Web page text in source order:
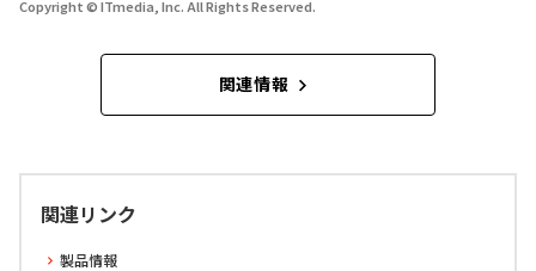
Copyright © ITmedia, Inc. All Rights Reserved.
関連情報
関連リンク
製品情報